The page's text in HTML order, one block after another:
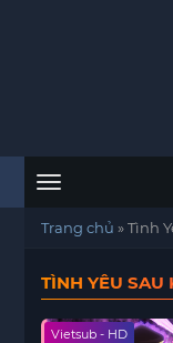
Menu
Trang chủ »Tình
TÌNH YÊU SAU
Vietsub - HD